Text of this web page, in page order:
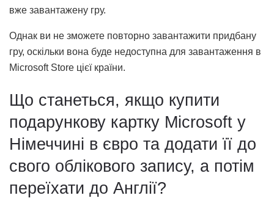
вже завантажену гру.
Однак ви не зможете повторно завантажити придбану
гру, оскільки вона буде недоступна для завантаження в
Microsoft Store цієї країни.
Що станеться, якщо купити
подарункову картку Microsoft у
Німеччині в євро та додати її до
свого облікового запису, а потім
переїхати до Англії?